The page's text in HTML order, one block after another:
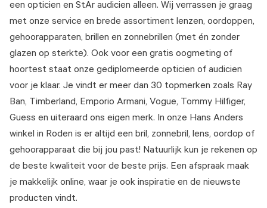
een opticien en StAr audicien alleen. Wij verrassen je graag
met onze service en brede assortiment lenzen, oordoppen,
gehoorapparaten, brillen en zonnebrillen (met én zonder
glazen op sterkte). Ook voor een gratis oogmeting of
hoortest staat onze gediplomeerde opticien of audicien
voor je klaar. Je vindt er meer dan 30 topmerken zoals Ray
Ban, Timberland, Emporio Armani, Vogue, Tommy Hilfiger,
Guess en uiteraard ons eigen merk. In onze Hans Anders
winkel in Roden is er altijd een bril, zonnebril, lens, oordop of
gehoorapparaat die bij jou past! Natuurlijk kun je rekenen op
de beste kwaliteit voor de beste prijs. Een afspraak maak
je makkelijk online, waar je ook inspiratie en de nieuwste
producten vindt.